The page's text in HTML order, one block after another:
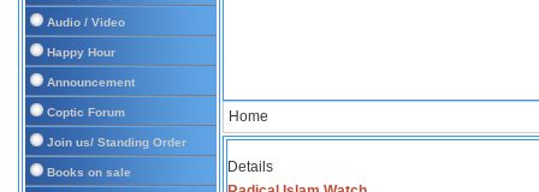
Audio / Video
Happy Hour
Announcement
Coptic Forum
Join us/ Standing Order
Books on sale
Home
Details